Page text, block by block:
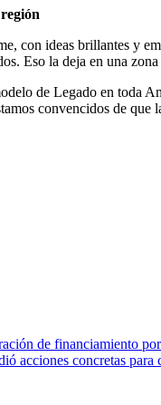
con ideas brillantes y
Eso la deja en una
de Legado en toda
convencidos de que
de financiamiento
acciones concretas para